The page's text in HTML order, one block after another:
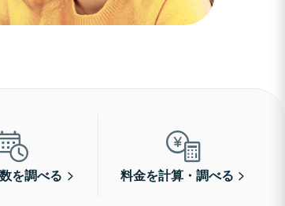
を調べる 料金を計算・調べる